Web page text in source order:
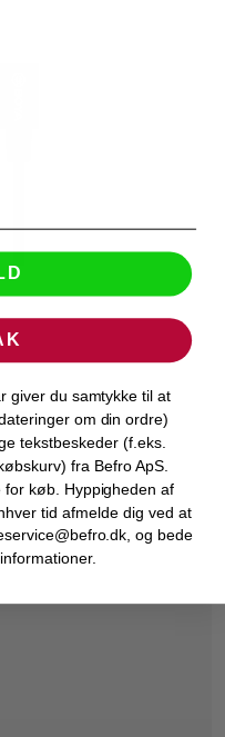
TRS - Lightning
giver du samtykke til at
om din ordre)
tekstbeskeder (f.eks.
fra Befro ApS.
køb. Hyppigheden af
tid afmelde dig ved at
og bede